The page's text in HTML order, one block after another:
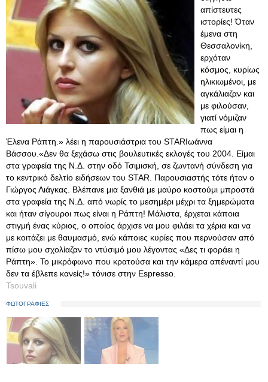
απίστευτες
ιστορίες! Όταν
έμενα στη
Θεσσαλονίκη,
ερχόταν
κόσμος, κυρίως
ηλικιωμένοι, με
αγκάλιαζαν και
με φιλούσαν,
γιατί νόμιζαν
πως είμαι η
Έλενα Ράπτη.» λέει η παρουσιάστρια του STARΙωάννα
Βάσσου.«Δεν θα ξεχάσω στις βουλευτικές εκλογές του 2004. Είμαι
στα γραφεία της Ν.Δ. στην οδό Τσιμισκή, σε ζωντανή σύνδεση για
το κεντρικό δελτίο ειδήσεων του STAR. Παρουσιαστής τότε ήταν ο
Γιώργος Λιάγκας. Βλέπανε μια ξανθιά με μαύρο κοστούμι μπροστά
στα γραφεία της Ν.Δ. από νωρίς το μεσημέρι μέχρι τα ξημερώματα
και ήταν σίγουροι πως είναι η Ράπτη! Μάλιστα, έρχεται κάποια
στιγμή ένας κύριος, ο οποίος άρχισε να μου φιλάει τα χέρια και να
με κοιτάζει με θαυμασμό, ενώ κάποιες κυρίες που περνούσαν από
πίσω μου σχολίαζαν το ντύσιμό μου λέγοντας «Δες τι φοράει η
Ράπτη». Το μικρόφωνο που κρατούσα και την κάμερα απέναντί μου
δεν τα έβλεπε κανείς!» τόνισε στην Espresso.
Tsouvali
ΦΩΤΟΓΡΑΦΙΕΣ